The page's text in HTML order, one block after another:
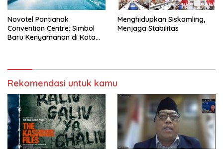
Novotel Pontianak
Convention Centre: Simbol
Baru Kenyamanan di Kota
Menghidupkan Siskamling,
Menjaga Stabilitas
Rekomendasi untuk kamu